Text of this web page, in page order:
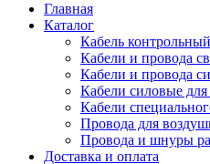
Главная
Каталог
Кабель контрольный
Кабели и провода
Кабели и провода
Кабели силовые
Кабели
Провода для
Провода и шнуры
Доставка и оплата